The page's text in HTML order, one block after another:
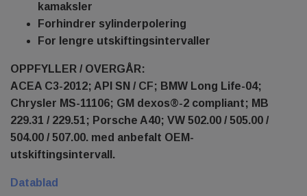
kamaksler
Forhindrer sylinderpolering
For lengre utskiftingsintervaller
OPPFYLLER / OVERGÅR:
ACEA C3-2012; API SN / CF; BMW Long Life-04;
Chrysler MS-11106; GM dexos®-2 compliant; MB
229.31 / 229.51; Porsche A40; VW 502.00 / 505.00 /
504.00 / 507.00. med anbefalt OEM-
utskiftingsintervall.
Datablad